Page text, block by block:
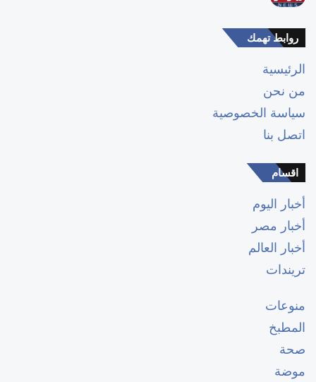
روابط تهمك
الرئيسية
من نحن
سياسة الخصوصية
اتصل بنا
اقسام
أخبار اليوم
أخبار مصر
أخبار العالم
تريندات
منوعات
المطبخ
صحة
موضة